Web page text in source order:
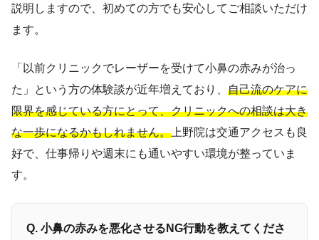
説明しますので、初めての方でも安心してご相談いただけ
ます。
「以前クリニックでレーザーを受けて小鼻の赤みが治っ
た」という方の体験談が近年増えており、 自己流のケアに
限界を感じている方にとって、クリニックへの相談は大き
な一歩になるかもしれません。 上野院は交通アクセスも良
好で、仕事帰りや週末にも通いやすい環境が整っていま
す。
Q. 小鼻の赤みを悪化させるNG行動を教えてくださ